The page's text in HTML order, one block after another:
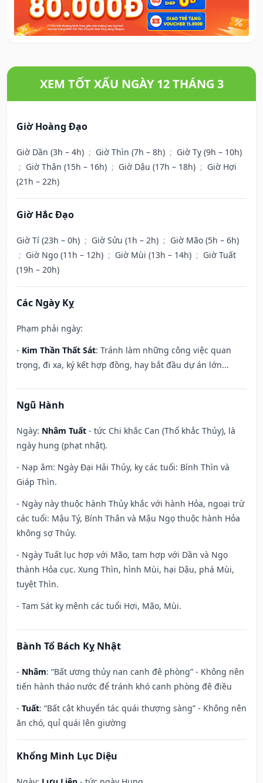
XEM TỐT XẤU NGÀY 12 THÁNG 3
Giờ Hoàng Đạo
Giờ Dần (3h – 4h) ; Giờ Thìn (7h – 8h) ; Giờ Tỵ (9h – 10h)
; Giờ Thân (15h – 16h) ; Giờ Dậu (17h – 18h) ; Giờ Hợi
(21h – 22h)
Giờ Hắc Đạo
Giờ Tí (23h – 0h) ; Giờ Sửu (1h – 2h) ; Giờ Mão (5h – 6h)
; Giờ Ngọ (11h – 12h) ; Giờ Mùi (13h – 14h) ; Giờ Tuất
(19h – 20h)
Các Ngày Kỵ
Phạm phải ngày:
- Kim Thần Thất Sát: Tránh làm những công việc quan
trọng, đi xa, ký kết hợp đồng, hay bắt đầu dự án lớn...
Ngũ Hành
Ngày: Nhâm Tuất - tức Chi khắc Can (Thổ khắc Thủy), là
ngày hung (phạt nhật).
- Nạp âm: Ngày Đại Hải Thủy, kỵ các tuổi: Bính Thìn và
Giáp Thìn.
- Ngày này thuộc hành Thủy khắc với hành Hỏa, ngoại trừ
các tuổi: Mậu Tý, Bính Thân và Mậu Ngọ thuộc hành Hỏa
không sợ Thủy.
- Ngày Tuất lục hợp với Mão, tam hợp với Dần và Ngọ
thành Hỏa cục. Xung Thìn, hình Mùi, hại Dậu, phá Mùi,
tuyệt Thìn.
- Tam Sát kỵ mệnh các tuổi Hợi, Mão, Mùi.
Bành Tổ Bách Kỵ Nhật
- Nhâm: “Bất ương thủy nan canh đê phòng” - Không nên
tiến hành tháo nước để tránh khó canh phòng đê điều
- Tuất: “Bất cật khuyển tác quái thượng sàng” - Không nên
ăn chó, quỉ quái lên giường
Khổng Minh Lục Diệu